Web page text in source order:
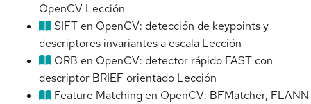
OpenCV Lección
SIFT en OpenCV: detección de keypoints y
descriptores invariantes a escala Lección
ORB en OpenCV: detector rápido FAST con
descriptor BRIEF orientado Lección
Feature Matching en OpenCV: BFMatcher, FLANN